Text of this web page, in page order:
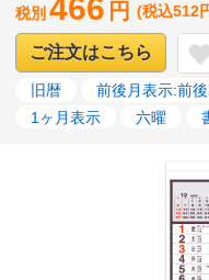
税別466 円 (税込512
ご注文はこちら
旧暦 前後月表示:前後
1ヶ月表示
六曜